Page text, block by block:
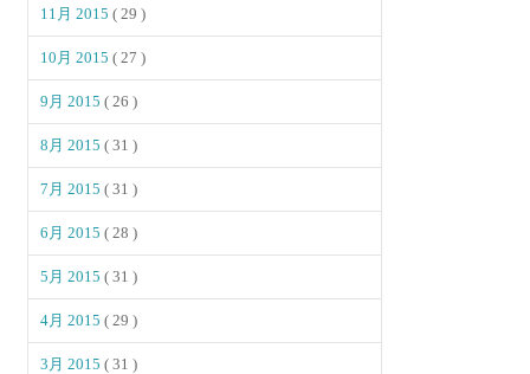
11月 2015( 29 )
10月 2015( 27 )
9月 2015( 26 )
8月 2015( 31 )
7月 2015( 31 )
6月 2015( 28 )
5月 2015( 31 )
4月 2015( 29 )
3月 2015( 31 )